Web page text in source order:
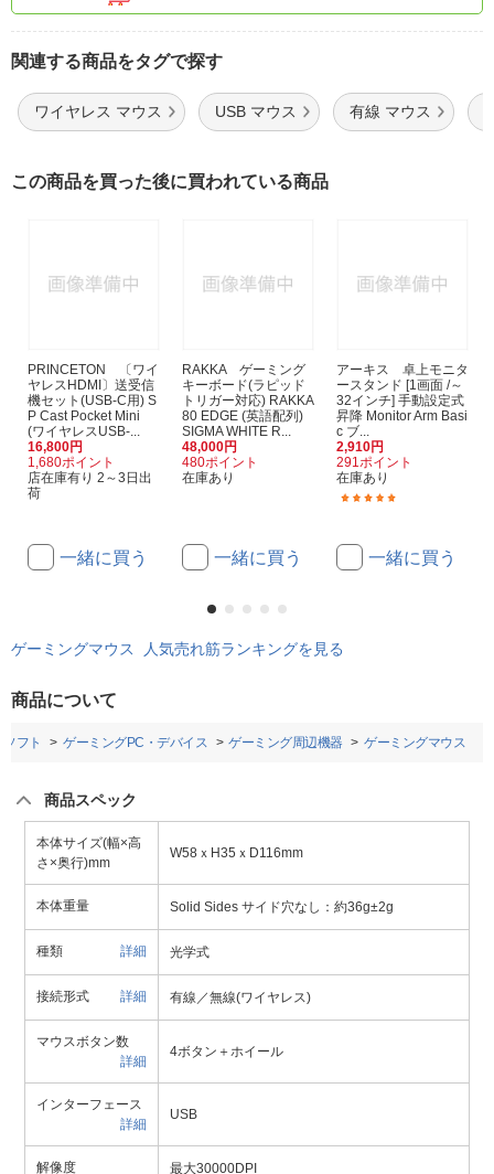
関連する商品をタグで探す
ワイヤレス マウス USB マウス 有線 マウス
この商品を買った後に買われている商品
PRINCETON 〔ワイ
ヤレスHDMI〕送受信
機セット(USB-C用) S
P Cast Pocket Mini
(ワイヤレスUSB-...
16,800円
1,680ポイント
店在庫有り 2～3日出
荷
一緒に買う
RAKKA ゲーミング
キーボード(ラピッド
トリガー対応) RAKKA
80 EDGE (英語配列)
SIGMA WHITE R...
48,000円
480ポイント
在庫あり
一緒に買う
アーキス 卓上モニタ
ースタンド [1画面 /～
32インチ] 手動設定式
昇降 Monitor Arm Basi
c ブ...
2,910円
291ポイント
在庫あり
一緒に買う
ゲーミングマウス 人気売れ筋ランキングを見る
商品について
フト ゲーミングPC・デバイス ゲーミング周辺機器 ゲーミングマウス
商品スペック
本体サイズ(幅×高
さ×奥行)mm
W58ｘH35ｘD116mm
本体重量 Solid Sides サイド穴なし：約36g±2g
種類 詳細 光学式
接続形式 詳細 有線／無線(ワイヤレス)
マウスボタン数
詳細
4ボタン＋ホイール
インターフェース
詳細
USB
解像度 最大30000DPI